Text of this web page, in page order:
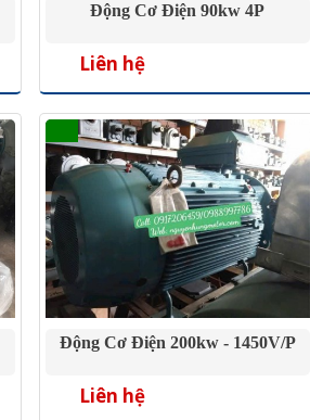
Động Cơ Điện 90kw 4P
Liên hệ
Động Cơ Điện 200kw - 1450V/P
Liên hệ